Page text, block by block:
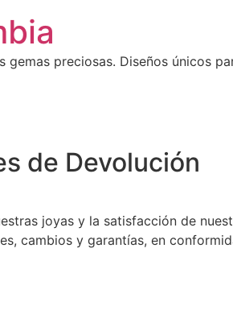
preciosas. Diseños únicos
de Devolución
joyas y la satisfacción de
cambios y garantías, en